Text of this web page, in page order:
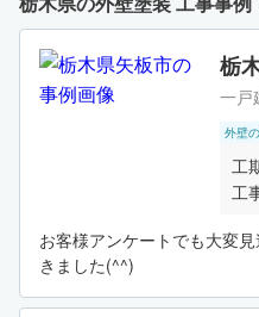
栃
一戸
外壁
工
工
お客様アンケートでも大変
きました(^^)